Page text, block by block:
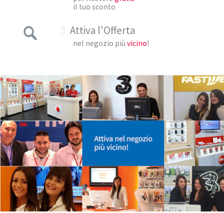
il tuo sconto
3 Attiva l'Offerta
nel negozio più vicino!